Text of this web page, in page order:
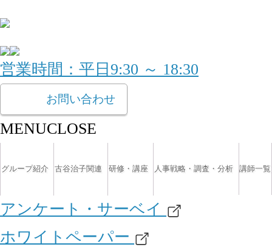
営業時間：平日9:30 ～ 18:30
お問い合わせ
MENUCLOSE
グループ紹介 古谷治子関連 研修・講座 人事戦略・調査・分析 講師一覧
アンケート・サーベイ
ホワイトペーパー